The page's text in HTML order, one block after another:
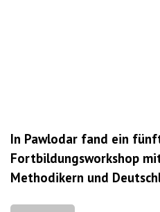
In Pawlodar fand ein
Fortbildungsworkshop
Methodikern und